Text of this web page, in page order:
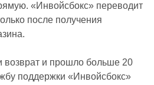
«Инвойсбокс» переводит
после получения
и прошло больше 20
поддержки «Инвойсбокс»